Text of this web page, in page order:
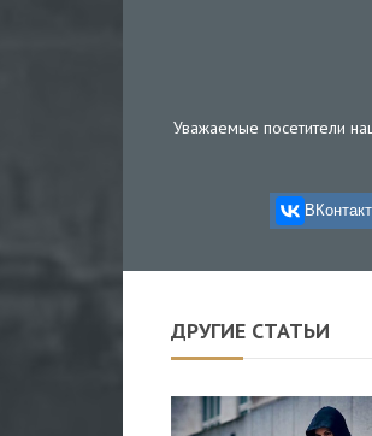
Уважаемые посетители
ДРУГИЕ СТАТЬИ